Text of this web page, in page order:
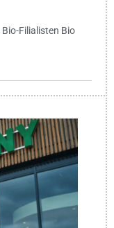
Filialisten Bio